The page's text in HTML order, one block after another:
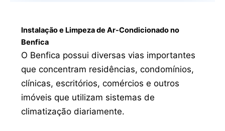
Instalação e Limpeza de Ar-Condicionado no
Benfica
O Benfica possui diversas vias importantes
que concentram residências, condomínios,
clínicas, escritórios, comércios e outros
imóveis que utilizam sistemas de
climatização diariamente.